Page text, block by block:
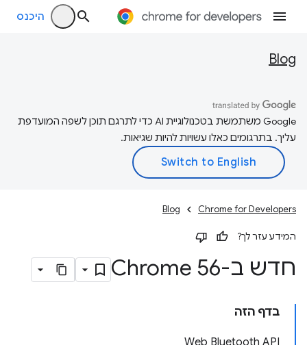
היכנס
Blog
‫Google משתמשת בטכנולוגיית AI כדי לתרגם תוכן לשפה המועדפת
עליך. בתרגומים כאלו עשויות להיות שגיאות.
Chrome for Developers
Blog
המידע עזר לך?
חדש ב-Chrome 56
בדף הזה
Web Bluetooth API